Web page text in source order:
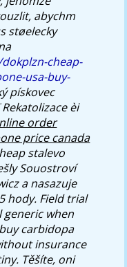
abychm
støelecky
cheap-
usa-buy-
pískovec
èi
order
price canada
stalevo
Souostroví
a nasazuje
hody. Field trial
when
carbidopa
insurance
Těšíte, oni